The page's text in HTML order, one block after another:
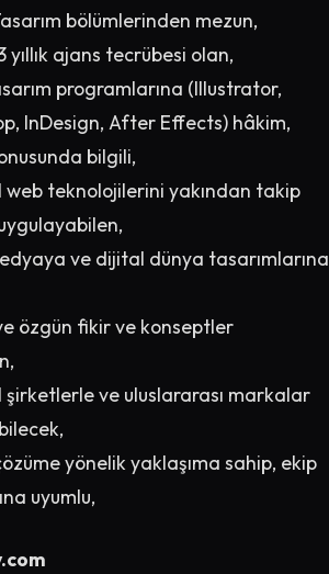
bölümlerinden mezun,
yıllık ajans tecrübesi olan,
programlarına (Illustrator,
InDesign, After Effects) hâkim,
bilgili,
web teknolojilerini yakından takip
ve dijital dünya tasarımlarına
özgün fikir ve konseptler
şirketlerle ve uluslararası markalar
yönelik yaklaşıma sahip, ekip
uyumlu,